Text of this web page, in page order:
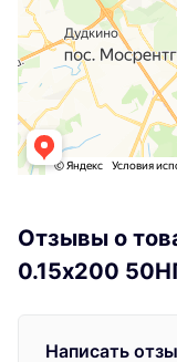
Отзывы о
0.15x200
Написать